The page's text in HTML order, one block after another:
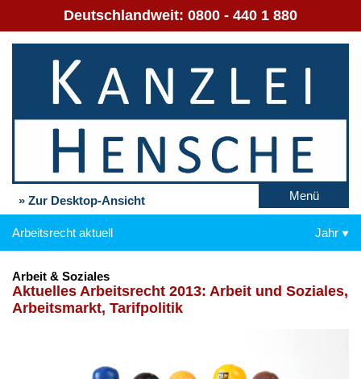
Deutschlandweit: 0800 - 440 1 880
» Zur Desktop-Ansicht Menü
Arbeitsrecht aktuell Jahr
Arbeit & Soziales
Ak­tu­el­les Ar­beits­recht 2013: Ar­beit und So­zia­les,
Ar­beits­markt, Ta­rif­po­li­tik